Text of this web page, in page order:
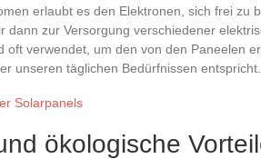
erlaubt es den Elektronen, sich frei zu
dann zur Versorgung verschiedener
oft verwendet, um den von den Paneelen
unseren täglichen Bedürfnissen entspricht.
Solarpanels
ökologische